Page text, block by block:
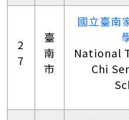
2
7
臺
南
市
國立臺南
National
Chi